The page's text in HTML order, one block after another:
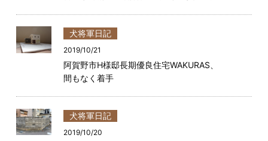
犬将軍日記
2019/10/21
阿賀野市H様邸長期優良住宅WAKURAS、
間もなく着手
犬将軍日記
2019/10/20